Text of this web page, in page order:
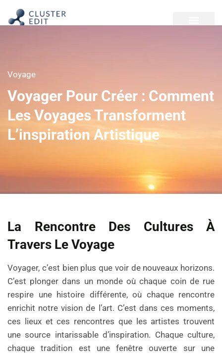
Voyage
Voyager Pour Créer : Comment
Les Voyages Transforment
L’inspiration Artistique
La Rencontre Des Cultures À
Travers Le Voyage
Voyager, c’est bien plus que voir de nouveaux horizons.
C’est plonger dans un monde où chaque coin de rue
respire une histoire différente, où chaque rencontre
enrichit notre vision de l’art. C’est dans ces moments,
ces lieux et ces rencontres que les artistes trouvent
une source intarissable d’inspiration. Chaque culture,
chaque tradition est une fenêtre ouverte sur une